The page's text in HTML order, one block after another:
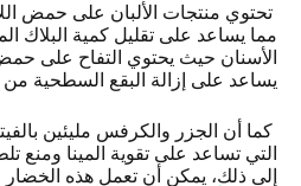
تحتوي منتجات الألبان على حمض
مما يساعد على تقليل كمية البلاك
الأسنان حيث يحتوي التفاح على
يساعد على إزالة البقع السطحية من
كما أن الجزر والكرفس مليئين
التي تساعد على تقوية المينا ومنع
إلى ذلك، يمكن أن تعمل هذه